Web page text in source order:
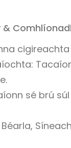
sé brú